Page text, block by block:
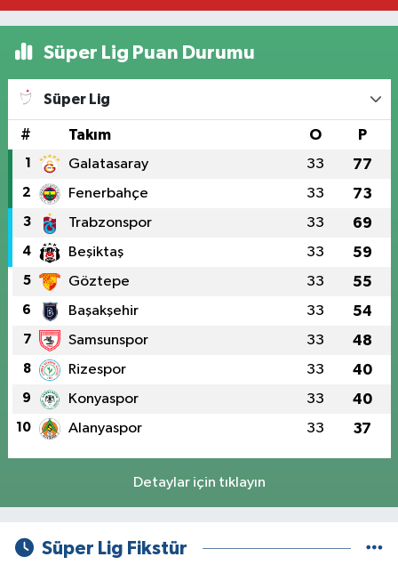
Süper Lig Puan Durumu
Süper Lig
# Takım O P
1 Galatasaray 33 77
2 Fenerbahçe 33 73
3 Trabzonspor 33 69
4 Beşiktaş 33 59
5 Göztepe 33 55
6 Başakşehir 33 54
7 Samsunspor 33 48
8 Rizespor 33 40
9 Konyaspor 33 40
10 Alanyaspor 33 37
Detaylar için tıklayın
Süper Lig Fikstür